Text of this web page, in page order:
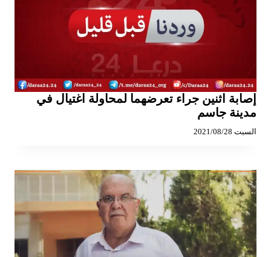
إصابة اثنين جراء تعرضهما لمحاولة اغتيال في
مدينة جاسم
السبت 2021/08/28